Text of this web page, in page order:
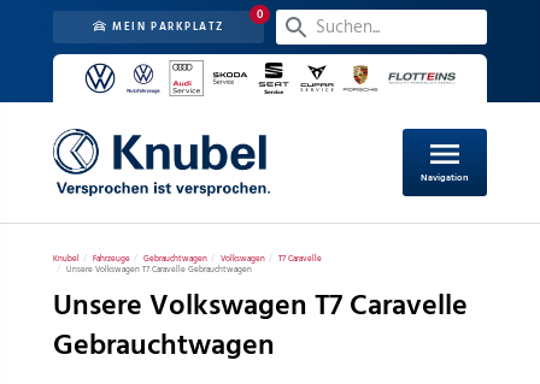
MEIN PARKPLATZ
0
menu
Navigation
Knubel Fahrzeuge Gebrauchtwagen Volkswagen
T7 Caravelle
Unsere Volkswagen T7 Caravelle Gebrauchtwagen
Unsere Volkswagen T7 Caravelle
Gebrauchtwagen